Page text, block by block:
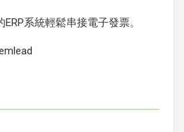
系統輕鬆串接電子發票。